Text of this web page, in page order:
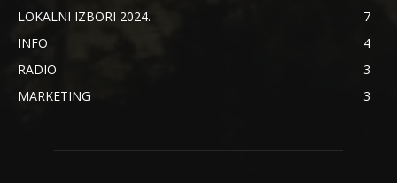
LOKALNI IZBORI 2024.
7
INFO
4
RADIO
3
MARKETING
3